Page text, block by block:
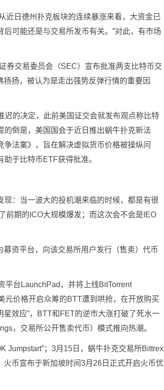
近日德州扑克板块的连续暴涨来看，大资金已
可能还是与交易所发币有关。”对此，有市场
券交易委员会（SEC）宣布批准两支比特币交
扬，被认为是走出强势反弹行情的重要因
的决定，此前美国证交会就发布观点称比特
倒是，美国国会于近日推出蜗牛扑克新法
法案》，旨在解决虚拟货币价格被操纵问
于比特币ETF获得批准。
：当一波大的投机潮来临的时候，都是有很
前期的ICO大规模爆发；而这次会不会是IEO
募资平台，向该交易所用户发行（售卖）代币
平台LaunchPad，并将上线BitTorrent
元价格开启众筹的BTT遭到哄抢，在开放购买
效应”，BTT和FET的逆市大涨打破了死水一
，交易所公开售卖代币）模式推向热潮。
Jumpstart”；3月15日，蜗牛扑克交易所Bittrex
币宣布于新加坡时间3月26日正式开启火币优